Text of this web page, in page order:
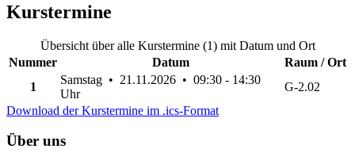
Kurstermine
Übersicht über alle Kurstermine (1) mit Datum und Ort
Nummer
Datum
Raum / Ort
1
Samstag • 21.11.2026 • 09:30 - 14:30
Uhr
G-2.02
Download der Kurstermine im .ics-Format
Über uns